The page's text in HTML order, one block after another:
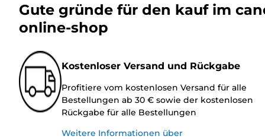
Gute gründe für den kauf im
online-shop
Kostenloser Versand und Rückgabe
Profitiere vom kostenlosen Versand für alle
Bestellungen ab 30 € sowie der kostenlosen
Rückgabe für alle Bestellungen
Weitere Informationen über